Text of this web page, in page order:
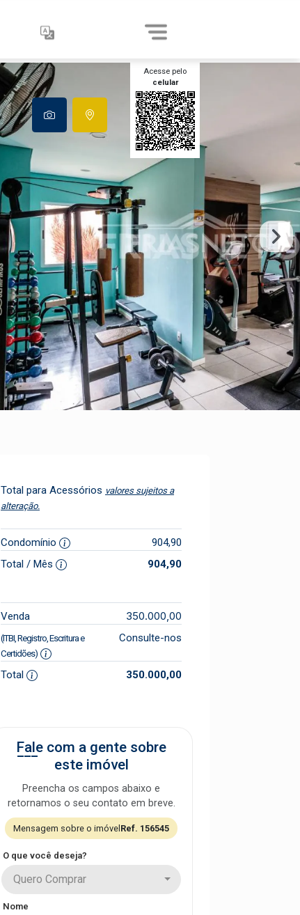
Acesse pelo
celular
Total para Acessórios valores sujeitos a
alteração.
Condomínio
904,90
Total / Mês
904,90
Venda 350.000,00
(ITBI, Registro, Escritura e
Certidões)
Consulte-nos
Total 350.000,00
Fale com a gente sobre
este imóvel
Preencha os campos abaixo e
retornamos o seu contato em breve.
Mensagem sobre o imóvel Ref. 156545
O que você deseja?
Quero Comprar
Nome